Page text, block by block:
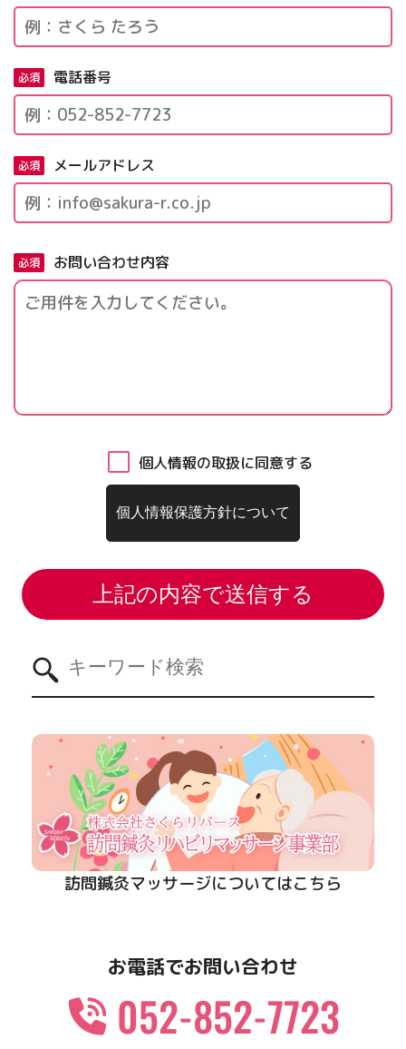
必須 電話番号
必須 メールアドレス
必須 お問い合わせ内容
個人情報の取扱に同意する
個人情報保護方針について
訪問鍼灸マッサージについてはこちら
お電話でお問い合わせ
052-852-7723